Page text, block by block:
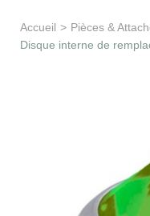
Accueil > Pièces &
Disque interne de